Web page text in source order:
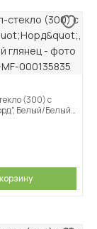
(300) с
Белый/Белый